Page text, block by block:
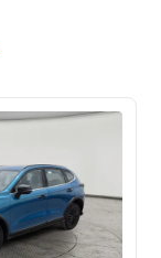
جديدة
ملوحة